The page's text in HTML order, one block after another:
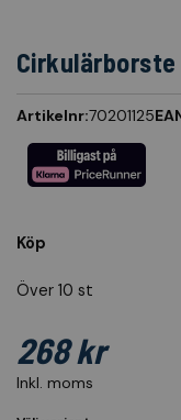
Artikelnr:70201125
Köp
Över 10 st
Inkl. moms
268 kr